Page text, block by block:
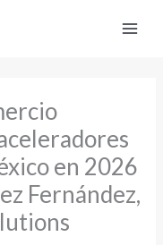
en 2026
Fernández,